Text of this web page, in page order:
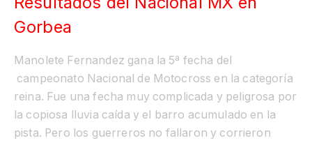
Gorbea
Manolete Fernandez gana la 5ª fecha del
campeonato Nacional de Motocross en la categoría
reina. Fue una fecha muy complicada y peligrosa por
la copiosa lluvia caída y el barro acumulado en la
pista. Pero los guerreros no fallaron y corrieron